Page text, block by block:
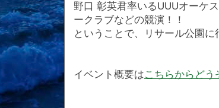
野口 彰英君率いるUUUオーケ
ークラブなどの競演！！
ということで、リサール公園に
イベント概要はこちらからどう